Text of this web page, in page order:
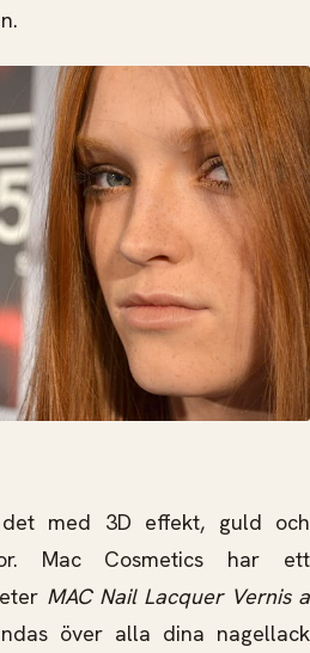
med 3D effekt, guld och
Mac Cosmetics har ett
MAC Nail Lacquer Vernis a
över alla dina nagellack